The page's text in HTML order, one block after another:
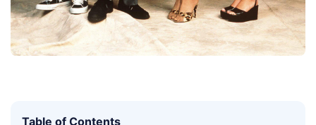
Table of Contents